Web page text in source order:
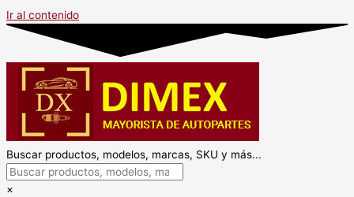
Ir al contenido
Buscar productos, modelos, marcas, SKU y más...
×